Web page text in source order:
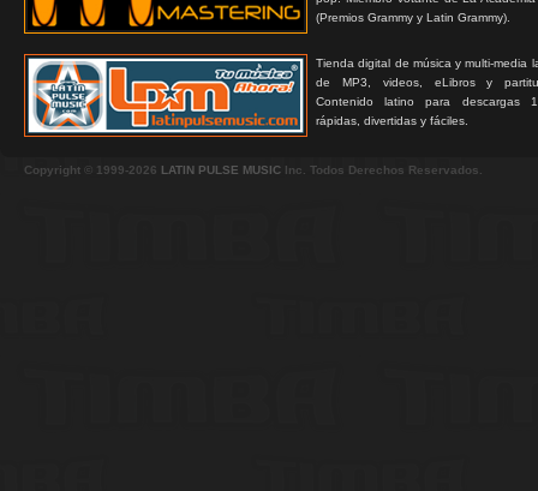
(Premios Grammy y Latin Grammy).
Tienda digital de música y multi-media
de MP3, videos, eLibros y
Contenido latino para descargas
rápidas, divertidas y fáciles.
Copyright © 1999-2026 LATIN PULSE MUSIC Inc. Todos Derechos Reservados.